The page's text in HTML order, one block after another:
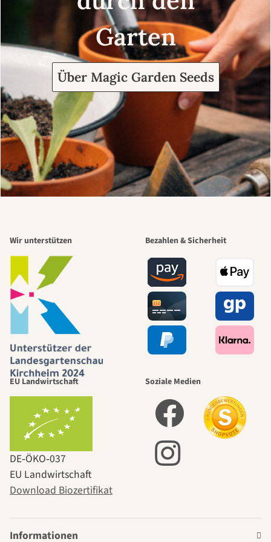
Garten
Über Magic Garden Seeds
Wir unterstützen Bezahlen & Sicherheit
EU Landwirtschaft
DE‑ÖKO‑037
EU Landwirtschaft
Download Biozertifikat
Soziale Medien
Informationen